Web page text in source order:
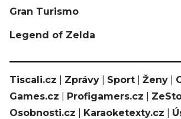
Gran Turismo
Legend of Zelda
Tiscali.cz Zprávy Sport Ženy
Games.cz
Profigamers.cz
Osobnosti.cz
Karaoketexty.cz